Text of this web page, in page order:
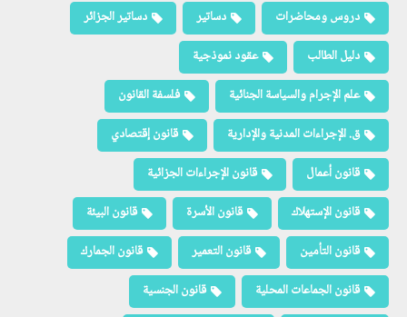
دروس ومحاضرات دساتير
دساتير الجزائر
دليل الطالب
عقود نموذجية
علم الإجرام والسياسة الجنائية
فلسفة القانون
ق. الإجراءات المدنية والإدارية
قانون إقتصادي
قانون أعمال
قانون الإجراءات الجزائية
قانون الإستهلاك
قانون الأسرة
قانون البيئة
قانون التأمين
قانون التعمير
قانون الجمارك
قانون الجماعات المحلية
قانون الجنسية